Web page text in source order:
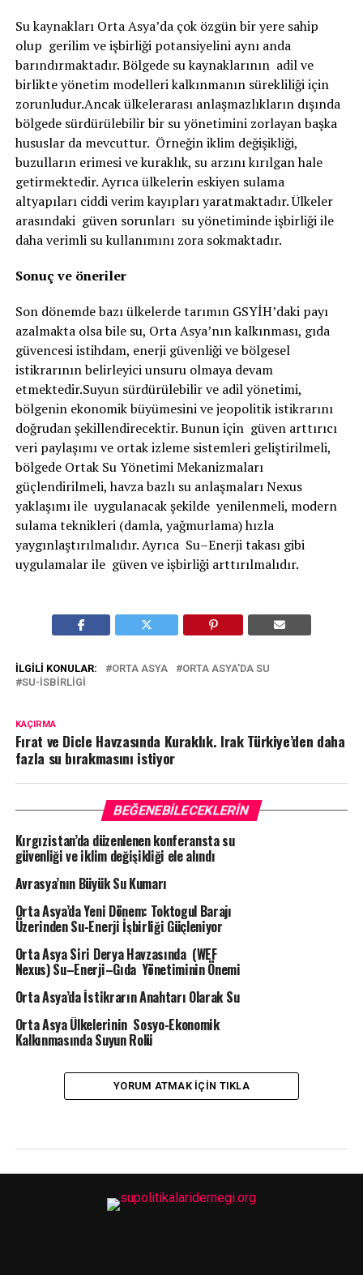
Su kaynakları Orta Asya’da çok özgün bir yere sahip
olup gerilim ve işbirliği potansiyelini aynı anda
barındırmaktadır. Bölgede su kaynaklarının adil ve
birlikte yönetim modelleri kalkınmanın sürekliliği için
zorunludur.Ancak ülkelerarası anlaşmazlıkların dışında
bölgede sürdürülebilir bir su yönetimini zorlayan başka
hususlar da mevcuttur. Örneğin iklim değişikliği,
buzulların erimesi ve kuraklık, su arzını kırılgan hale
getirmektedir. Ayrıca ülkelerin eskiyen sulama
altyapıları ciddi verim kayıpları yaratmaktadır. Ülkeler
arasındaki güven sorunları su yönetiminde işbirliği ile
daha verimli su kullanımını zora sokmaktadır.
Sonuç ve öneriler
Son dönemde bazı ülkelerde tarımın GSYİH’daki payı
azalmakta olsa bile su, Orta Asya’nın kalkınması, gıda
güvencesi istihdam, enerji güvenliği ve bölgesel
istikrarının belirleyici unsuru olmaya devam
etmektedir.Suyun sürdürülebilir ve adil yönetimi,
bölgenin ekonomik büyümesini ve jeopolitik istikrarını
doğrudan şekillendirecektir. Bunun için güven arttırıcı
veri paylaşımı ve ortak izleme sistemleri geliştirilmeli,
bölgede Ortak Su Yönetimi Mekanizmaları
güçlendirilmeli, havza bazlı su anlaşmaları Nexus
yaklaşımı ile uygulanacak şekilde yenilenmeli, modern
sulama teknikleri (damla, yağmurlama) hızla
yaygınlaştırılmalıdır. Ayrıca Su–Enerji takası gibi
uygulamalar ile güven ve işbirliği arttırılmalıdır.
İLGILI KONULAR: ORTA ASYA
ORTA ASYA'DA SU
SU-ISBIRLIGI
KAÇIRMA
Fırat ve Dicle Havzasında Kuraklık. Irak Türkiye’den daha
fazla su bırakmasını istiyor
BEĞENEBILECEKLERIN
Kırgızistan’da düzenlenen konferansta su
güvenliği ve iklim değişikliği ele alındı
Avrasya’nın Büyük Su Kumarı
Orta Asya’da Yeni Dönem: Toktogul Barajı
Üzerinden Su-Enerji İşbirliği Güçleniyor
Orta Asya Siri Derya Havzasında (WEF
Nexus) Su–Enerji–Gıda Yönetiminin Önemi
Orta Asya’da İstikrarın Anahtarı Olarak Su
Orta Asya Ülkelerinin Sosyo-Ekonomik
Kalkınmasında Suyun Rolü
YORUM ATMAK IÇIN TIKLA